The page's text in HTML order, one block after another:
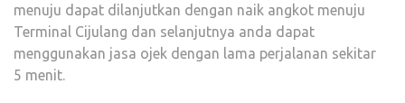
menuju dapat dilanjutkan dengan naik angkot menuju
Terminal Cijulang dan selanjutnya anda dapat
menggunakan jasa ojek dengan lama perjalanan sekitar
5 menit.